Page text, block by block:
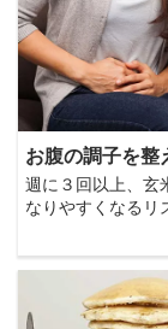
お腹の調子を整
週に３回以上、玄
なりやすくなるリ